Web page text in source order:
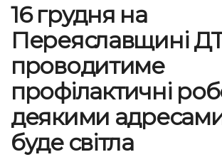
16 грудня на
Переяславщині
проводитиме
профілактичні
деякими
буде світла